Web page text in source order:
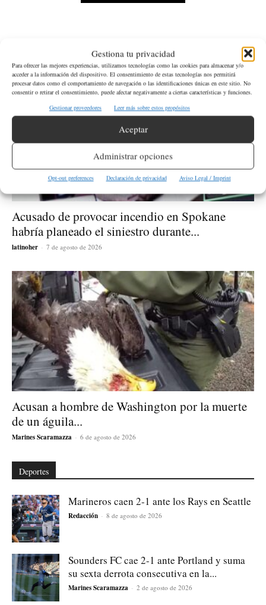
Gestiona tu privacidad
Para ofrecer las mejores experiencias, utilizamos tecnologías como las cookies para almacenar y/o
acceder a la información del dispositivo. El consentimiento de estas tecnologías nos permitirá
procesar datos como el comportamiento de navegación o las identificaciones únicas en este sitio. No
consentir o retirar el consentimiento, puede afectar negativamente a ciertas características y funciones.
Gestionar proveedores
Leer más sobre estos propósitos
Aceptar
Administrar opciones
Opt-out preferences Declaración de privacidad Aviso Legal / Imprint
Estado de Washington
Acusado de provocar incendio en Spokane
habría planeado el siniestro durante...
latinoher - 7 de agosto de 2026
Acusan a hombre de Washington por la muerte
de un águila...
Marines Scaramazza - 6 de agosto de 2026
Deportes
Marineros caen 2-1 ante los Rays en Seattle
Redacción - 8 de agosto de 2026
Sounders FC cae 2-1 ante Portland y suma
su sexta derrota consecutiva en la...
Marines Scaramazza - 2 de agosto de 2026